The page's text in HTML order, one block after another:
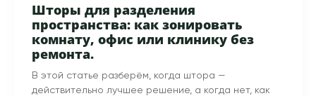
Шторы для разделения
пространства: как зонировать
комнату, офис или клинику без
ремонта.
В этой статье разберём, когда штора —
действительно лучшее решение, а когда нет, как